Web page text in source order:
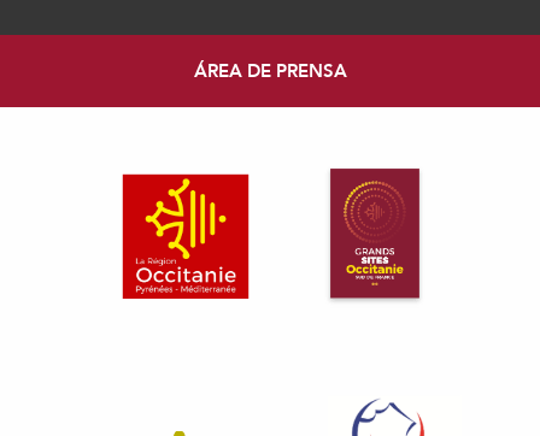
ÁREA DE PRENSA